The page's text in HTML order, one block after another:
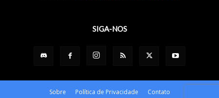
SIGA-NOS
Sobre Política de Privacidade Contato